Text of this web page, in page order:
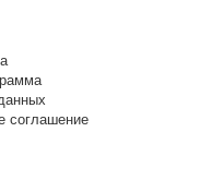
соглашение